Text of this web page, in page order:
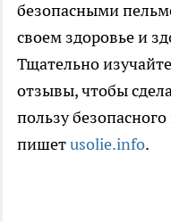
безопасными
своем здоровье и
Тщательно
отзывы, чтобы
пользу
пишетusolie.info.